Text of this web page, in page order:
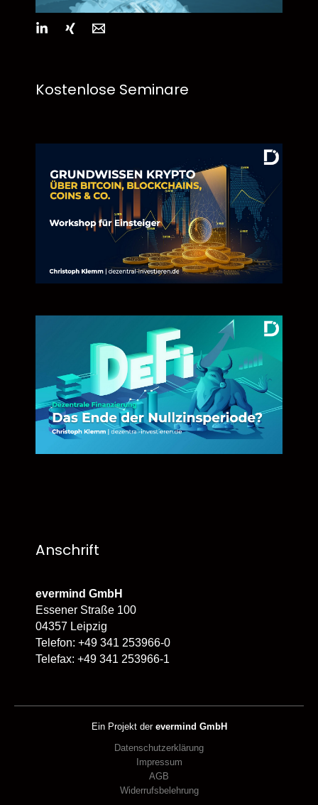
Kostenlose Seminare
Anschrift
evermind GmbH
Essener Straße 100
04357 Leipzig
Telefon: +49 341 253966-0
Telefax: +49 341 253966-1
Ein Projekt der evermind GmbH
Datenschutzerklärung
Impressum
AGB
Widerrufsbelehrung